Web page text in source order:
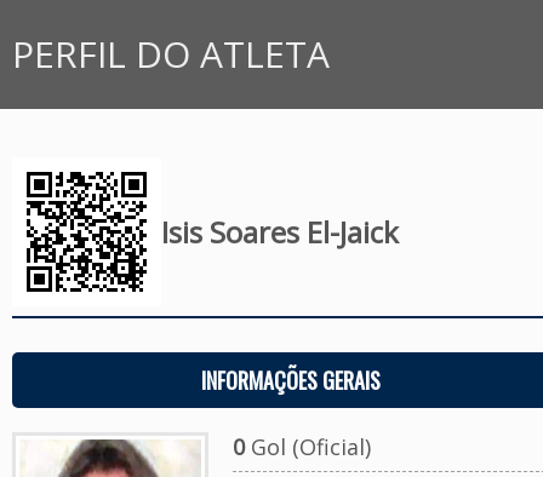
PERFIL DO ATLETA
Isis Soares El-Jaick
INFORMAÇÕES GERAIS
0Gol (Oficial)